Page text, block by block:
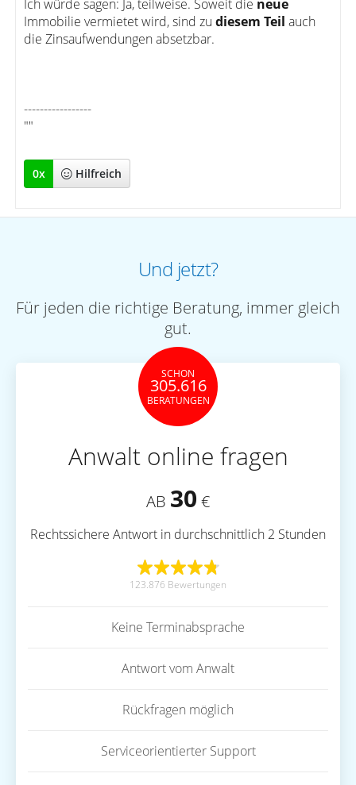
Ich würde sagen: Ja, teilweise. Soweit die neue
Immobilie vermietet wird, sind zu diesem Teil auch
die Zinsaufwendungen absetzbar.
-----------------
""
0x Hilfreich
Und jetzt?
Für jeden die richtige Beratung, immer gleich
gut.
SCHON
305.616
BERATUNGEN
Anwalt online fragen
AB 30 €
Rechtssichere Antwort in durchschnittlich 2 Stunden
123.876 Bewertungen
Keine Terminabsprache
Antwort vom Anwalt
Rückfragen möglich
Serviceorientierter Support